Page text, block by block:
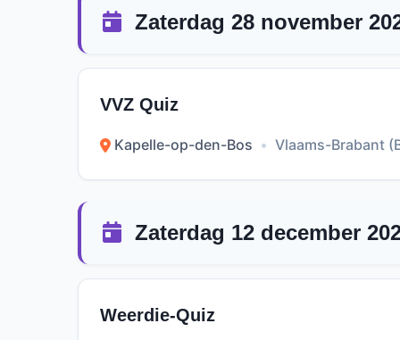
Zaterdag 28 november
VVZ Quiz
Kapelle-op-den-Bos • Vlaams-Brabant
Zaterdag 12 december
Weerdie-Quiz